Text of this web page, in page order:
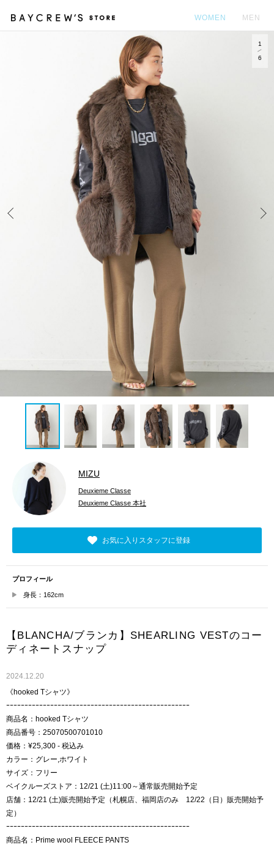
WOMEN MEN
1
6
MIZU
Deuxieme Classe
Deuxieme Classe 本社
お気に入りスタッフに登録
プロフィール
身長：162cm
【BLANCHA/ブランカ】SHEARLING VESTのコー
ディネートスナップ
2024.12.20
《hooked Tシャツ》
ｰｰｰｰｰｰｰｰｰｰｰｰｰｰｰｰｰｰｰｰｰｰｰｰｰｰｰｰｰｰｰｰｰｰｰｰｰｰｰｰｰｰｰｰｰｰｰｰｰｰ
商品名：hooked Tシャツ
商品番号：25070500701010
価格：¥25,300 - 税込み
カラー：グレー,ホワイト
サイズ：フリー
ベイクルーズストア：12/21 (土)11:00～通常販売開始予定
店舗：12/21 (土)販売開始予定（札幌店、福岡店のみ 12/22（日）販売開始予
定）
ｰｰｰｰｰｰｰｰｰｰｰｰｰｰｰｰｰｰｰｰｰｰｰｰｰｰｰｰｰｰｰｰｰｰｰｰｰｰｰｰｰｰｰｰｰｰｰｰｰｰ
商品名：Prime wool FLEECE PANTS